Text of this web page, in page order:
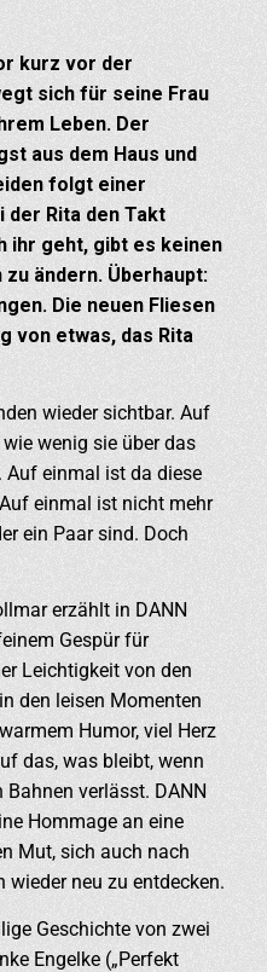
kurz vor der
sich für seine Frau
Leben. Der
aus dem Haus und
folgt einer
der Rita den Takt
ihr geht, gibt es keinen
ändern. Überhaupt:
Die neuen Fliesen
von etwas, das Rita
wieder sichtbar. Auf
wenig sie über das
Auf einmal ist da diese
einmal ist nicht mehr
ein Paar sind. Doch
erzählt in DANN
Gespür für
Leichtigkeit von den
den leisen Momenten
Humor, viel Herz
das, was bleibt, wenn
verlässt. DANN
Hommage an eine
Mut, sich auch nach
neu zu entdecken.
Geschichte von zwei
Engelke („Perfekt